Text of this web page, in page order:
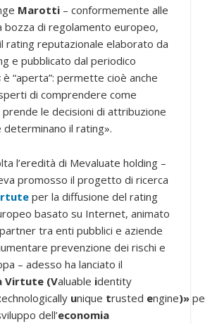
Marotti – conformemente alle
bozza di regolamento europeo,
rating reputazionale elaborato da
e pubblicato dal periodico
è “aperta”: permette cioè anche
di comprendere come
le decisioni di attribuzione
il rating».
l’eredità di Mevaluate holding –
promosso il progetto di ricerca
per la diffusione del rating
basato su Internet, animato
tra enti pubblici e aziende
prevenzione dei rischi e
– adesso ha lanciato il
Virtute (Valuable identity
echnologically unique trusted engine)»
dell’economia